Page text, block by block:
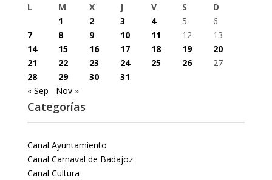
L
M X J V S
D
1
2 3 4 5
6
7
8 9 10 11 12
13
14
15 16 17 18 19
20
21
22 23 24 25 26
27
28
29 30
31
« Sep
Nov »
Categorías
Canal Ayuntamiento
Canal Carnaval de Badajoz
Canal Cultura